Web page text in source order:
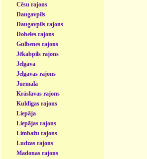
Cēsu rajons
Daugavpils
Daugavpils rajons
Dobeles rajons
Gulbenes rajons
Jēkabpils rajons
Jelgava
Jelgavas rajons
Jūrmala
Krāslavas rajons
Kuldīgas rajons
Liepāja
Liepājas rajons
Limbažu rajons
Ludzas rajons
Madonas rajons